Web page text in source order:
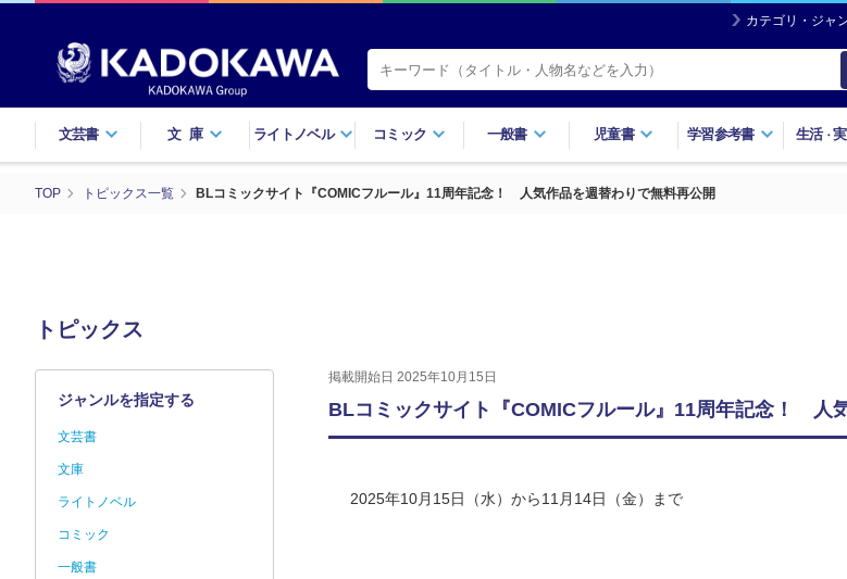
カテゴリ・ジャ
文芸書 文庫 ライトノベル コミック 一般書 児童書 学習参考書 生活・
TOP トピックス一覧 BLコミックサイト『COMICフルール』11周年記念！ 人気作品を週替わりで無料再公開
トピックス
掲載開始日 2025年10月15日
BLコミックサイト『COMICフルール』11周年記念！ 人
2025年10月15日（水）から11月14日（金）まで
ジャンルを指定する
文芸書
文庫
ライトノベル
コミック
一般書